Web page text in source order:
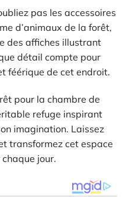
pas les accessoires
d’animaux de la forêt,
des affiches illustrant
détail compte pour
féérique de cet endroit.
pour la chambre de
refuge inspirant
imagination. Laissez
transformez cet espace
jour.